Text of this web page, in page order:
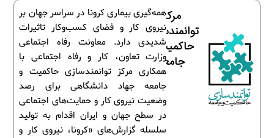
همه‌گیری بیماری کرونا در سراسر جهان بر
نیروی کار و فضای کسب‌وکار تاثیرات
شدیدی دارد. معاونت رفاه اجتماعی
وزارت تعاون، کار و رفاه اجتماعی با
همکاری مرکز توانمندسازی حاکمیت و
جامعه جهاد دانشگاهی برای رصد
وضعیت نیروی کار و حمایت‌های اجتماعی
در سطح جهان و ایران اقدام به تولید
سلسله گزارش‌های «کرونا، نیروی کار و
مرکز
توانمندسازی
حاکمیت و
جامعه